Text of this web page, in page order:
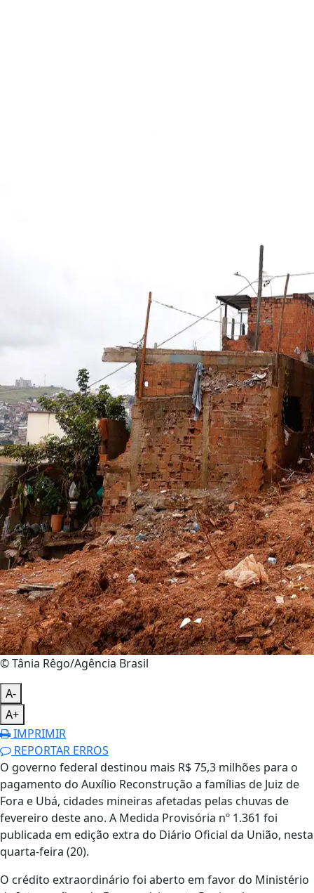
© Tânia Rêgo/Agência Brasil
A-
A+
IMPRIMIR
REPORTAR ERROS
O governo federal destinou mais R$ 75,3 milhões para o
pagamento do Auxílio Reconstrução a famílias de Juiz de
Fora e Ubá, cidades mineiras afetadas pelas chuvas de
fevereiro deste ano. A Medida Provisória nº 1.361 foi
publicada em edição extra do Diário Oficial da União, nesta
quarta-feira (20).
O crédito extraordinário foi aberto em favor do Ministério